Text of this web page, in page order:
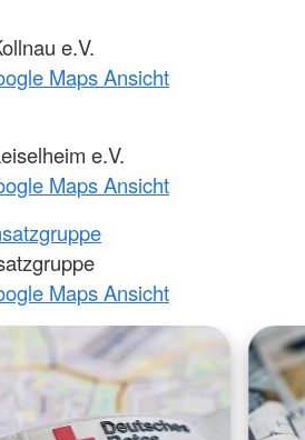
e.V.
Maps Ansicht
e.V.
Maps Ansicht
Maps Ansicht